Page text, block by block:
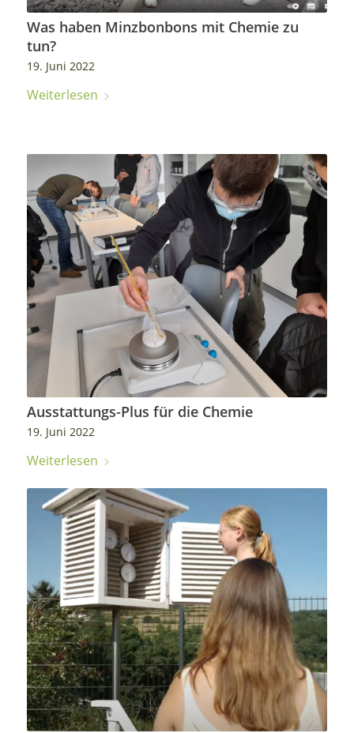
Was haben Minzbonbons mit Chemie zu
tun?
19. Juni 2022
Weiterlesen
Ausstattungs-Plus für die Chemie
19. Juni 2022
Weiterlesen